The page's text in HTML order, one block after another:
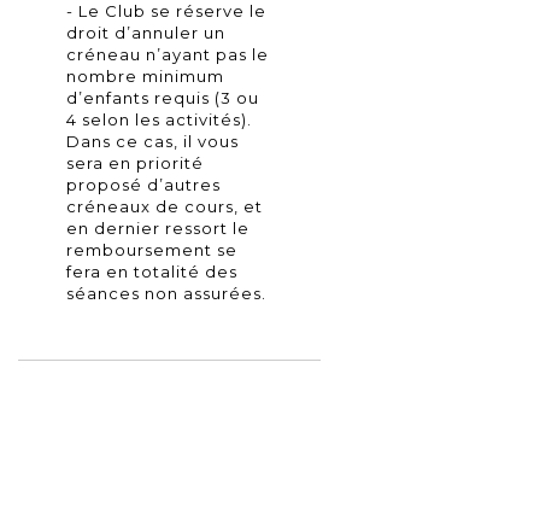
- Le Club se réserve le
droit d’annuler un
créneau n’ayant pas le
nombre minimum
d’enfants requis (3 ou
4 selon les activités).
Dans ce cas, il vous
sera en priorité
proposé d’autres
créneaux de cours, et
en dernier ressort le
remboursement se
fera en totalité des
séances non assurées.